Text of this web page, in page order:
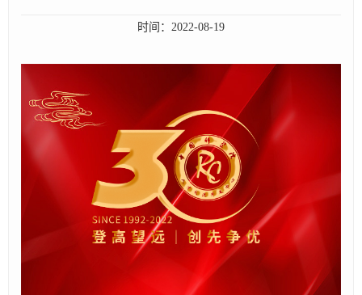
时间： 2022-08-19